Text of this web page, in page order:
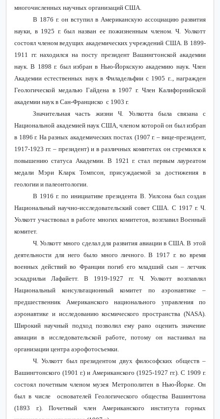
многочисленных научных организаций США.
В 1876 г. он вступил в Американскую ассоциацию развития
науки, в 1925 г. был назван ее пожизненным членом. Ч. Уолкотт
состоял членом ведущих академических учреждений США. В 1899-
1911 гг. находился на посту президент Вашингтонской академии
наук. В 1898 г. был избран в Нью-Йоркскую академию наук. Член
Академии естественных наук в Филадельфии с 1905 г.., награжден
Геологической медалью Гайдена в 1907 г. Член Калифорнийской
академии наук в Сан-Франциско с 1903 г.
Значительная часть жизни Ч. Уолкотта была связана с
Национальной академией наук США, членом которой он был избран
в 1896 г. На разных академических постах (1907 г. – вице-президент,
1917-1923 гг. – президент) и в различных комитетах он стремился к
повышению статуса Академии. В 1921 г. стал первым лауреатом
медали Мэри Кларк Томпсон, присуждаемой за достижения в
геологии и палеонтологии.
В 1916 г. по инициативе президента В. Уилсона был создан
Национальный научно-исследовательский совет США. С 1917 г. Ч.
Уолкотт участвовал в работе многих комитетов, возглавил Военный
комитет.
Ч. Уолкотт много сделал для развития авиации в США. В этой
деятельности для него было много личного. В 1917 г. во время
военных действий во Франции погиб его младший сын – летчик
эскадрильи Лафайетт. В 1919-1927 гг. Ч. Уолкотт возглавлял
Национальный консультационный комитет по аэронавтике –
предшественник Американского национального управления по
аэронавтике и исследованию космического пространства (NASA).
Широкий научный подход позволил ему рано оценить значение
авиации в исследовательской работе, потому он настаивал на
организации центра аэрофотосъемки.
Ч. Уолкотт был президентом двух философских обществ –
Вашингтонского (1901 г.) и Американского (1925-1927 гг.). С 1909 г.
состоял почетным членом музея Метрополитен в Нью-Йорке. Он
был в числе основателей Геологического общества Вашингтона
(1893 г.). Почетный член Американского института горных